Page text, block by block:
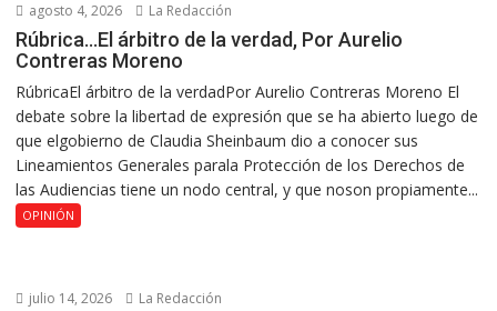
agosto 4, 2026 La Redacción
Rúbrica…El árbitro de la verdad, Por Aurelio
Contreras Moreno
RúbricaEl árbitro de la verdadPor Aurelio Contreras Moreno El
debate sobre la libertad de expresión que se ha abierto luego de
que elgobierno de Claudia Sheinbaum dio a conocer sus
Lineamientos Generales parala Protección de los Derechos de
las Audiencias tiene un nodo central, y que noson propiamente...
OPINIÓN
julio 14, 2026 La Redacción